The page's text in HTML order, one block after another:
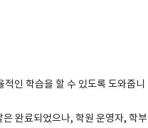
인 학습을 할 수 있도록 도와줍니
완료되었으나, 학원 운영자, 학부